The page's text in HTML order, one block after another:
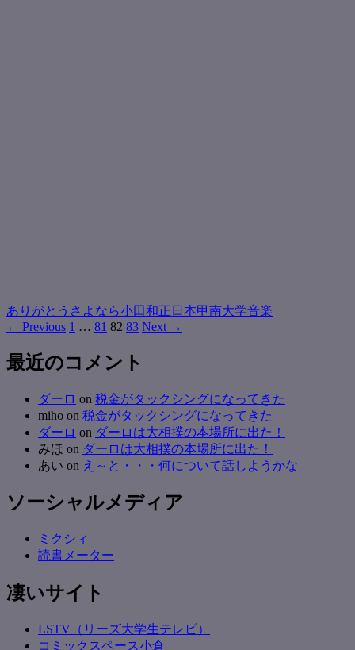
ありがとう さよなら小田和正 日本甲南大学音楽
Posts
navigation
← Previous 1 … 81 82 83 Next →
最近のコメント
ダーロ on 税金がタックシングになってきた
miho on 税金がタックシングになってきた
ダーロ on ダーロは大相撲の本場所に出た！
みほ on ダーロは大相撲の本場所に出た！
あい on え～と・・・何について話しようかな
ソーシャルメディア
ミクシィ
読書メーター
凄いサイト
LSTV（リーズ大学生テレビ）
コミックスペース小倉